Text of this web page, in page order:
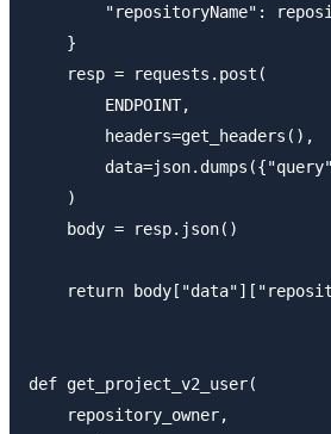
"repositoryName":
    }
    resp = requests.post(
        ENDPOINT,
        headers=get_headers(),
    )
    body = resp.json()
return
def get_project_v2_user(
    repository_owner,